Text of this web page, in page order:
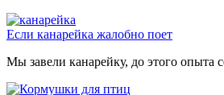
Если канарейка жалобно поет
Мы завели канарейку, до этого опыта